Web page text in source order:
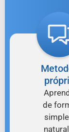
de